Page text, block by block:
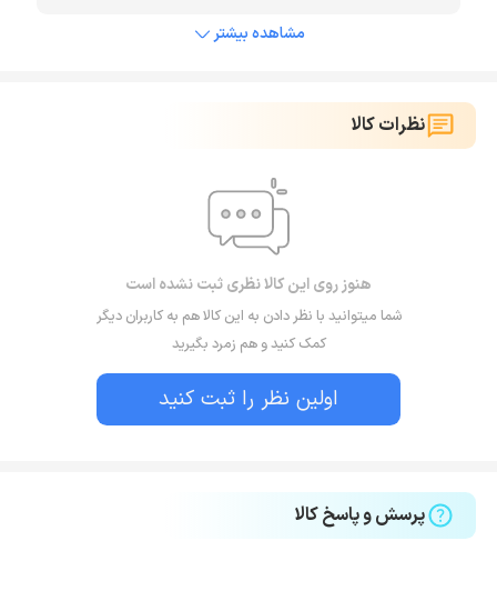
مشاهده بیشتر
نظرات کالا
هنوز روی این کالا نظری ثبت نشده است
شما میتوانید با نظر دادن به این کالا هم به کاربران دیگر
کمک کنید و هم زمرد بگیرید
اولین نظر را ثبت کنید
پرسش و پاسخ کالا